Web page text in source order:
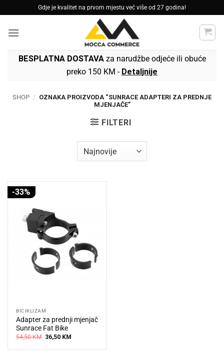
to
content
Gdje je kvalitet na prvom mjestu već više od 27 godina!
BESPLATNA DOSTAVAza narudžbe odjeće ili obuće
preko 150 KM - Detaljnije
SHOP / OZNAKA PROIZVODA “SUNRACE ADAPTERI ZA PREDNJE
MJENJAČE”
FILTERI
-33%
BICIKLIZAM
Adapter za prednji mjenjač
Sunrace Fat Bike
54,50KM Original
was:
36,50 KMCurrent
is: